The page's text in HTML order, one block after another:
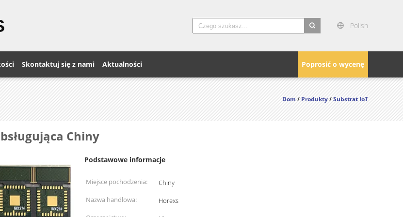
Polish
Poprosić o wycenę
Skontaktuj się z nami Aktualności
Dom/Produkty/Substrat IoT
Chiny
Podstawowe informacje
Miejsce pochodzenia:
Chiny
Nazwa handlowa:
Horexs